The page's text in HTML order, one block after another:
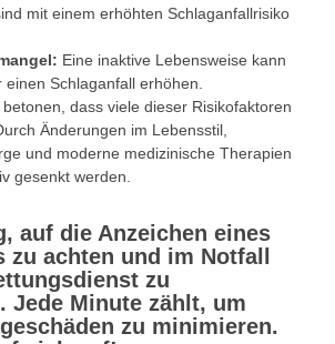
mit einem erhöhten Schlaganfallrisiko
Eine inaktive Lebensweise kann
einen Schlaganfall erhöhen.
dass viele dieser Risikofaktoren
Änderungen im Lebensstil,
und moderne medizinische Therapien
gesenkt werden.
auf die Anzeichen eines
zu achten und im Notfall
zu
Jede Minute zählt, um
zu minimieren.